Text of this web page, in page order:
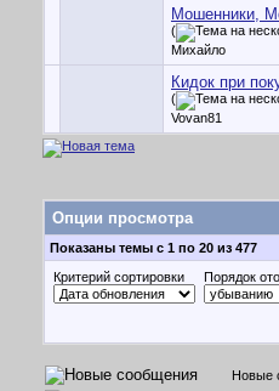
Мошенники,
(
Михайло
Кидок при
(
Vovan81
Опции просмотра
Показаны темы с 1 по 20 из 477
Критерий сортировки
Порядок
Новые